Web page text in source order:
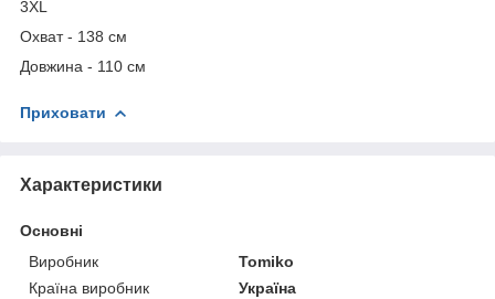
3XL
Охват - 138 см
Довжина - 110 см
Приховати
Характеристики
Основні
Виробник
Tomiko
Країна виробник
Україна